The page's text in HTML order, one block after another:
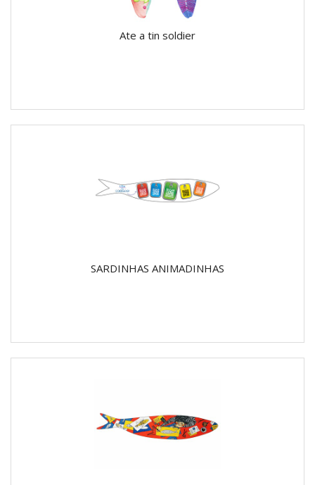
Ate a tin soldier
SARDINHAS ANIMADINHAS